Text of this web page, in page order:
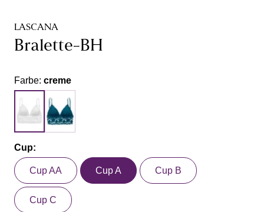
LASCANA
Bralette-BH
Farbe: creme
Cup:
Cup AA Cup A Cup B
Cup C